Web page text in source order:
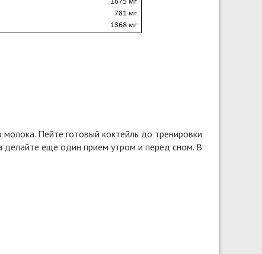
Пейте готовый коктейль до тренировки
делайте еще один прием утром и перед сном. В